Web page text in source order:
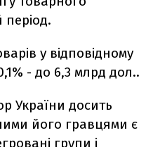
період.
у відповідному
- до 6,3 млрд дол..
України досить
його гравцями є
групи і